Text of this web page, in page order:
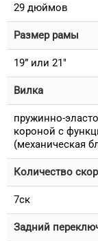
29 дюймов
Размер рамы
19” или 21"
Вилка
пружинно-
короной с
(механическая
Количество
7ск
Задний